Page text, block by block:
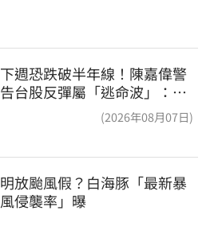
下週恐跌破半年線！陳嘉偉警
告台股反彈屬「逃命波」：空
(2026年08月07日)
明放颱風假？白海豚「最新暴
風侵襲率」曝